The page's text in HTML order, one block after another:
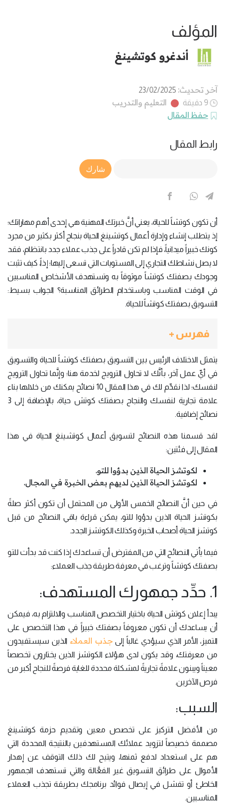
المؤلف
أندغرو كوتشينغ
آخر تحديث: 23/02/2025
9 دقيقة
التعليم والتدريب
حفظ المقال
رابط المقال
Article Link
شارك
أن تكون كوتشاً للحياة، يعني أنَّ خبرتك المهنية هي إحدى أهم مهاراتك؛
إذ يتطلب إنشاء وإدارة أعمال كوتشينغ الحياة بنجاح أكثر بكثير من مجرد
كونك خبيراً ميدانياً، فإذا لم تكن قادراً على جذب عملاء جدد بانتظام، فقد
لا يصل نشاطك التجاري إلى المستويات التي تسعى إليها؛ إذاً، كيف تثبت
وجودك بصفتك كوتشاً موثوقاً به وتستهدف الأشخاص المناسبين
في الوقت المناسب وباستخدام الطرائق المناسبة؟ الجواب بسيط:
التسويق بصفتك كوتشاً للحياة.
فهرس +
يتمثل الاختلاف الرئيس بين التسويق بصفتك كوتشاً للحياة والتسويق
في أيِّ عمل آخر، بأنَّك لا تحاول الترويج لخدمة هنا؛ وإنَّما تحاول الترويج
لنفسك؛ لذا نقدِّم لك في هذا المقال 10 نصائح يمكنك من خلالها بناء
علامة تجارية لنفسك والنجاح بصفتك كوتش حياة، بالإضافة إلى 3
نصائح إضافية.
لقد قسمنا هذه النصائح لتسويق أعمال كوتشينغ الحياة في هذا
المقال إلى فئتين:
لكوتشز الحياة الذين بدؤوا للتو.
لكوتشز الحياة الذين لديهم بعض الخبرة في المجال.
في حين أنَّ النصائح الخمس الأولى من المحتمل أن تكون أكثر صلةً
بكوتشز الحياة الذين بدؤوا للتو، يمكن قراءة باقي النصائح من قبل
كوتشز الحياة أصحاب الخبرة وكذلك الكوتشز الجدد.
فيما يأتي النصائح التي من المفترض أن تساعدك إذا كنت قد بدأت للتو
بصفتك كوتشاً وترغب في معرفة طريقة جذب العملاء:
1. حدِّد جمهورك المستهدف:
يبدأ إعلان كوتش الحياة باختيار التخصص المناسب والالتزام به، فيمكن
أن يساعدك أن تكون معروفاً بصفتك خبيراً في هذا التخصص على
التميز، الأمر الذي سيؤدي غالباً إلى جذب العملاء الذين سيستفيدون
من معرفتك، وقد يكون لدى هؤلاء الكوتشز الذين يختارون تخصصاً
معيناً ويبنون علامةً تجاريةً لمشكلة محددة للغاية فرصةً للنجاح أكبر من
فرص الآخرين.
السبب:
من الأفضل التركيز على تخصص معين وتقديم حزمة كوتشينغ
مصممة خصيصاً لتزويد عملائك المستهدفين بالنتيجة المحددة التي
هم على استعداد لدفع ثمنها، ويتيح لك ذلك التوقف عن إهدار
الأموال على طرائق التسويق غير الفعَّالة والتي تستهدف الجمهور
الخاطئ أو تفشل في إيصال فوائد برنامجك بطريقة تجذب العملاء
المناسبين.